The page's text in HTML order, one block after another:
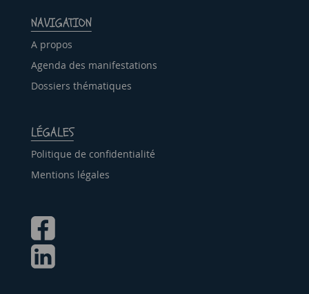
NAVIGATION
A propos
Agenda des manifestations
Dossiers thématiques
LÉGALES
Politique de confidentialité
Mentions légales